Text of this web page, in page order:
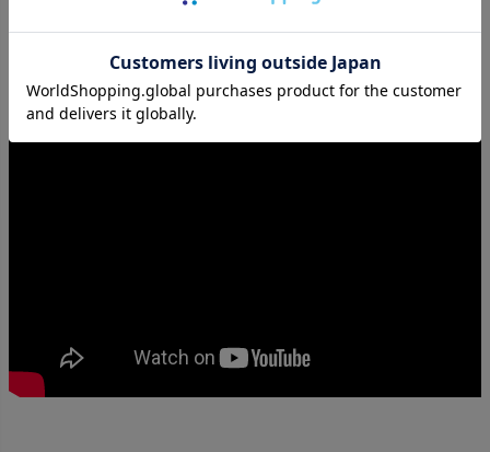
磨きは防腐剤を使用していませんので高温、直射日光のあたる場所をさけて
をお締め下さい。